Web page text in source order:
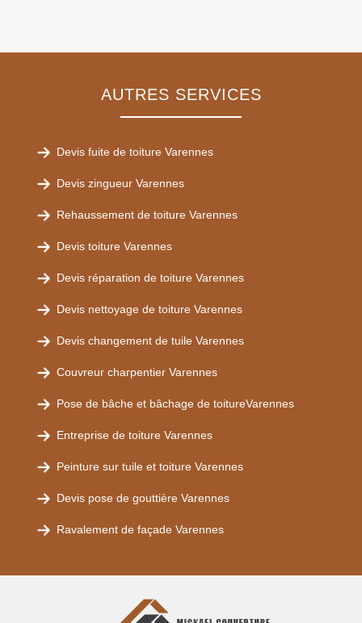
AUTRES SERVICES
Devis fuite de toiture Varennes
Devis zingueur Varennes
Rehaussement de toiture Varennes
Devis toiture Varennes
Devis réparation de toiture Varennes
Devis nettoyage de toiture Varennes
Devis changement de tuile Varennes
Couvreur charpentier Varennes
Pose de bâche et bâchage de toitureVarennes
Entreprise de toiture Varennes
Peinture sur tuile et toiture Varennes
Devis pose de gouttière Varennes
Ravalement de façade Varennes